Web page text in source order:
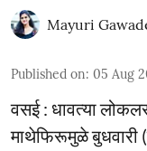
Mayuri
Published on: 05 Aug
वसई : धावत्या
माथेफिरूमुळे बुधवारी